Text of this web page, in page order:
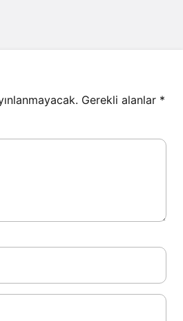
Gerekli alanlar *